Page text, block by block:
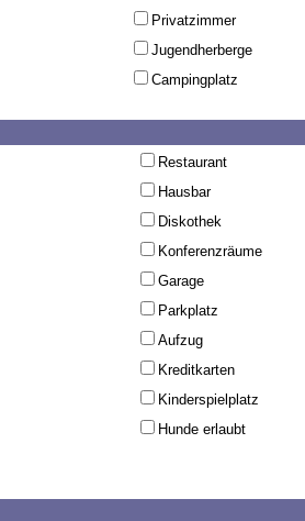
Privatzimmer
Jugendherberge
Campingplatz
Restaurant
Hausbar
Diskothek
Konferenzräume
Garage
Parkplatz
Aufzug
Kreditkarten
Kinderspielplatz
Hunde erlaubt